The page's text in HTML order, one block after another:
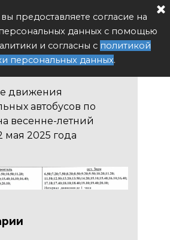
предоставляете согласие на
данных с помощью
и согласны с политикой
персональных данных.
Поиск
автобуса №12
- Заря
движения
автобусов по
весенне-летний
мая 2025 года